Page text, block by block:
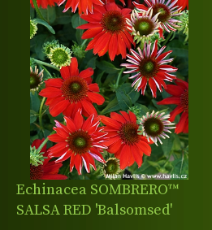
Echinacea SOMBRERO™
SALSA RED 'Balsomsed'